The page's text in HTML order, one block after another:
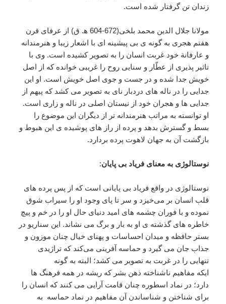
زندان تن گرفتار شده است.
مولانا جلال الدین محمد بلخی(672-604 ﻫ. ق) از عرفای قرن
هفتم هجری به گونه ی بی پیشینه ای با اشعار زیبا و هنرمندانه
و عارفانة خود غربت انسان را به تصویر کشیده است. وی با
تاثیر پذیری از عطّار و سنایی روح را غریبی خوانده که از اصل
خویش جدا شده و در جست و جوی اصل خویش است. او این
جدایی را در ناله های دردبار نای به تصویر می کشد که پیهم از
جدایی ها و هجران خود از نیستان اصلی در ناله و زاری است.
او توانسته به مراتب هنرمندانه تر از دیگران این موضوع را
بسط و گسترش بدهد و پرده از راز های پوشیده ی این هبوط و
بازگشت آن به جهان لاهوت پرده بردارد.
نوستالوژی به معنای فریاد بی پایان:
نوستالوژی در واقع فریاد بی پایانی است که از پس پرده های
قلب انسان بر می‌خیزد و سر تا پای وجود او را سیراب شوق
نموده و با فوران چشمه های امید دنیای حال او را در خم و پیچ
خاطره های گذشته ی او به بار و برگ می نشاند. این سناریو در
بستر حافظه و میدان احساسات و پهنای خیال چنان موزون و
جذاب جان می گیرد و حماسه آفرینی می‌کند که تراژیدی
تنهایی را در غربت به تصویر می کشد؛ البته به گونه
ایکه مفاهیم ناشناخته ذهن بشر که ریشه در همه فرهنگ ها
دارد؛ در نماد اسطوره چنان قامت آرایی می کنند که انسان را
برای شناختن و شناساندن آن مفاهیم در نماد حماسه به